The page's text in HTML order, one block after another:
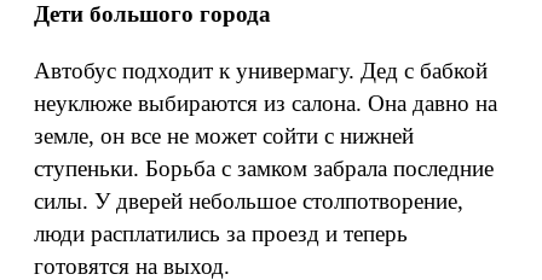
Дети большого города
Автобус подходит к универмагу. Дед с бабкой
неуклюже выбираются из салона. Она давно на
земле, он все не может сойти с нижней
ступеньки. Борьба с замком забрала последние
силы. У дверей небольшое столпотворение,
люди расплатились за проезд и теперь
готовятся на выход.